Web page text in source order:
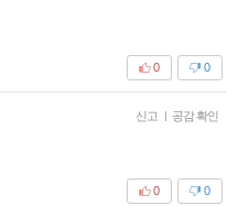
0
0
신고 | 공감 확인
0
0